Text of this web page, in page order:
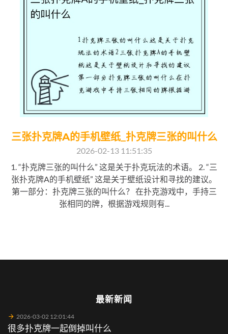
三张扑克牌A的手机壁纸_扑克牌三张的叫什么
2026-02-13 11:51:35
1. “扑克牌三张的叫什么” 这是关于扑克玩法的术语。 2. “三
张扑克牌A的手机壁纸” 这是关于壁纸设计和寻找的建议。
第一部分：扑克牌三张的叫什么？ 在扑克游戏中，手持三
张相同的牌，根据游戏规则有...
最新新闻
2026-03-02 12:01:44
很多扑克牌一起倒掉叫什么